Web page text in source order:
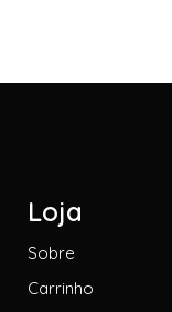
Loja
Sobre
Carrinho